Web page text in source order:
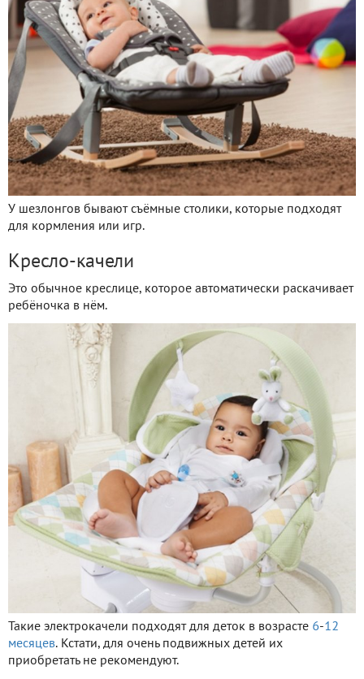
У шезлонгов бывают съёмные столики, которые подходят
для кормления или игр.
Кресло-качели
Это обычное креслице, которое автоматически раскачивает
ребёночка в нём.
Такие электрокачели подходят для деток в возрасте 6-12
месяцев. Кстати, для очень подвижных детей их
приобретать не рекомендуют.